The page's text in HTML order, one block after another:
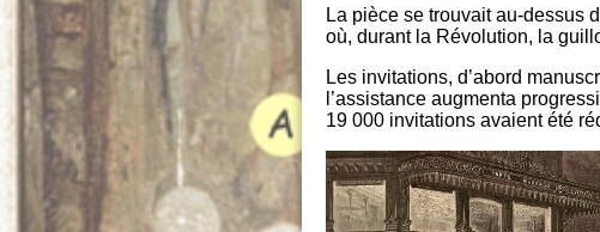
La pièce se trouvait au-dessus
où, durant la Révolution, la
Les invitations, d’abord
l’assistance augmenta
19 000 invitations avaient été